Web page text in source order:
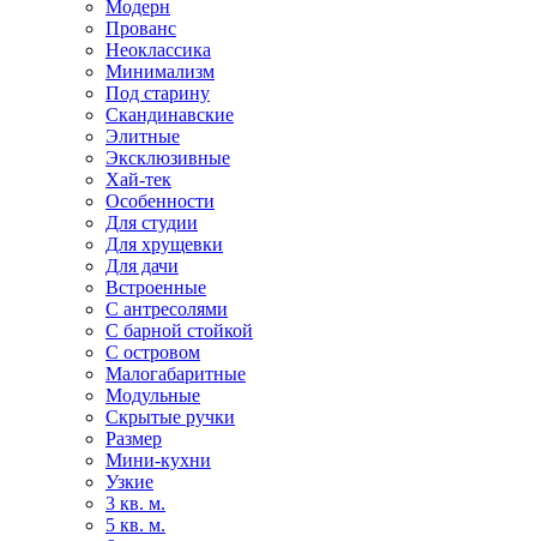
Модерн
Прованс
Неоклассика
Минимализм
Под старину
Скандинавские
Элитные
Эксклюзивные
Хай-тек
Особенности
Для студии
Для хрущевки
Для дачи
Встроенные
С антресолями
С барной стойкой
С островом
Малогабаритные
Модульные
Скрытые ручки
Размер
Мини-кухни
Узкие
3 кв. м.
5 кв. м.